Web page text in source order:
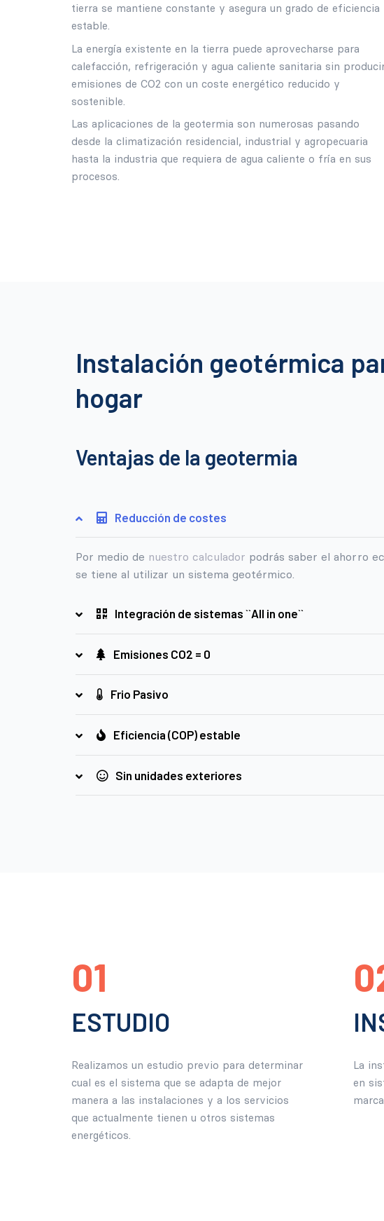
tierra se mantiene constante y asegura un grado de eficiencia
estable.
La energía existente en la tierra puede aprovecharse para
calefacción, refrigeración y agua caliente sanitaria sin
emisiones de CO2 con un coste energético reducido y
sostenible.
Las aplicaciones de la geotermia son numerosas pasando
desde la climatización residencial, industrial y agropecuaria
hasta la industria que requiera de agua caliente o fría en sus
procesos.
Instalación geotérmica
empresa
Ventajas de la geotermia
Reducción de costes
Por medio de nuestro calculador podrás saber el ahorro
se tiene al utilizar un sistema geotérmico.
Integración de sistemas ``All in one``
Emisiones CO2 = 0
Frio Pasivo
Eficiencia (COP) estable
Sin unidades exteriores
01
ESTUDIO
Realizamos un estudio previo para determinar
cual es el sistema que se adapta de mejor
manera a las instalaciones y a los servicios
que actualmente tienen u otros sistemas
energéticos.
La
en